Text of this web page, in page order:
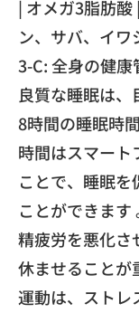
| オメガ3脂肪
ン、サバ、イ
3-C: 全身の健
良質な睡眠は
8時間の睡眠時
時間はスマート
ことで、睡眠
ことができま
精疲労を悪化さ
休ませることが
運動は、ストレ